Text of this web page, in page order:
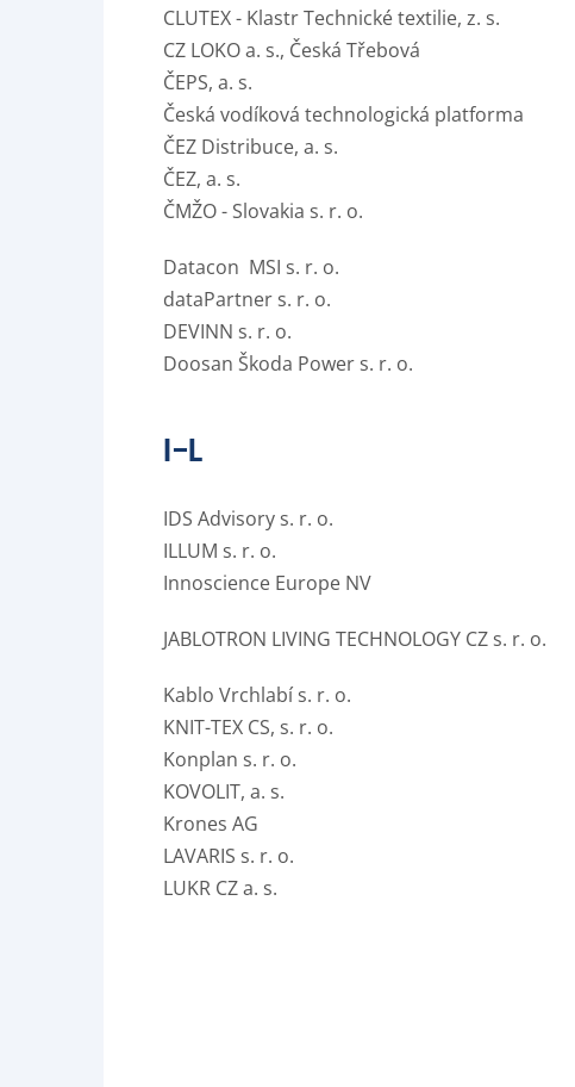
CLUTEX - Klastr Technické textilie, z. s.
CZ LOKO a. s., Česká Třebová
ČEPS, a. s.
Česká vodíková technologická platforma
ČEZ Distribuce, a. s.
ČEZ, a. s.
ČMŽO - Slovakia s. r. o.
Datacon MSI s. r. o.
dataPartner s. r. o.
DEVINN s. r. o.
Doosan Škoda Power s. r. o.
I–L
IDS Advisory s. r. o.
ILLUM s. r. o.
Innoscience Europe NV
JABLOTRON LIVING TECHNOLOGY CZ s. r. o.
Kablo Vrchlabí s. r. o.
KNIT-TEX CS, s. r. o.
Konplan s. r. o.
KOVOLIT, a. s.
Krones AG
LAVARIS s. r. o.
LUKR CZ a. s.